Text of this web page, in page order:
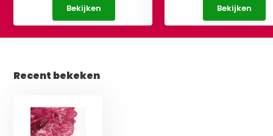
Bekijken Bekijken
Recent bekeken